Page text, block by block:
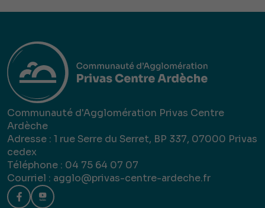
Communauté d'Agglomération Privas Centre
Ardèche
Adresse : 1 rue Serre du Serret, BP 337, 07000 Privas
cedex
Téléphone : 04 75 64 07 07
Courriel : agglo@privas-centre-ardeche.fr